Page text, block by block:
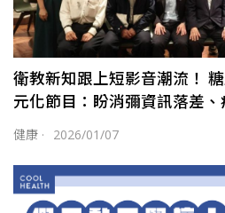
衛教新知跟上短影音潮流！
元化節目：盼消彌資訊落差
健康 · 2026/01/07